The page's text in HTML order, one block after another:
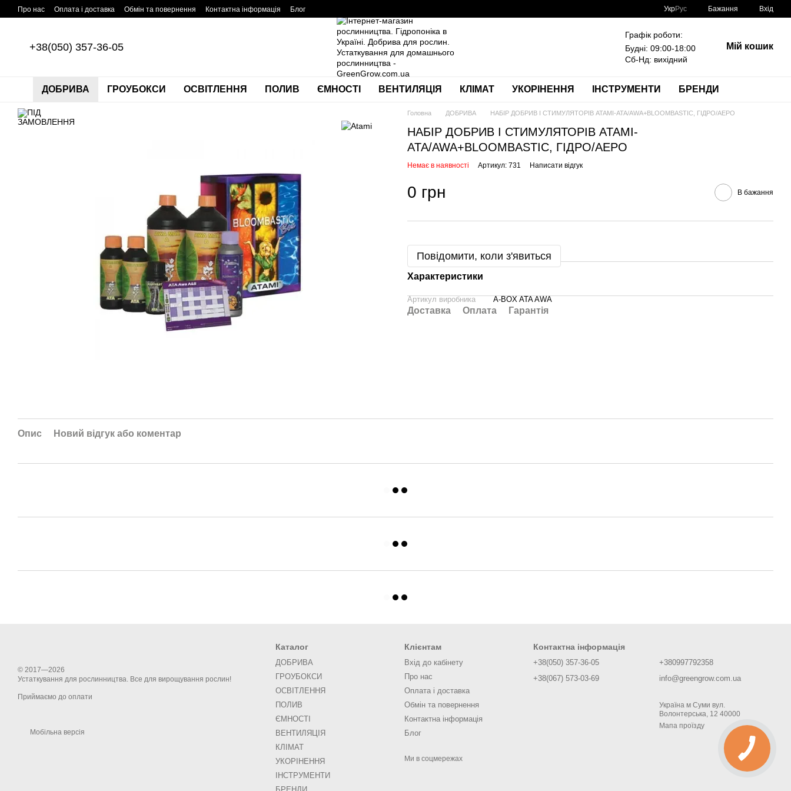
Перейти до основного контенту
Про нас Оплата і доставка Обмін та повернення Контактна інформація Блог УкрРус Бажання Вхід
+38(050) 357-36-05
Графік роботи:
Будні: 09:00-18:00
Сб-Нд: вихідний
Мій кошик
ДОБРИВА ГРОУБОКСИ ОСВІТЛЕННЯ ПОЛИВ ЄМНОСТІ ВЕНТИЛЯЦІЯ КЛІМАТ УКОРІНЕННЯ ІНСТРУМЕНТИ БРЕНДИ
Головна ДОБРИВА НАБІР ДОБРИВ І СТИМУЛЯТОРІВ ATAMI-ATA/AWA+BLOOMBASTIC, ГІДРО/АЕРО
НАБІР ДОБРИВ І СТИМУЛЯТОРІВ ATAMI-
ATA/AWA+BLOOMBASTIC, ГІДРО/АЕРО
Немає в наявності Артикул: 731 Написати відгук
0 грн В бажання
Повідомити, коли з'явиться
Характеристики
Артикул виробника A-BOX ATA AWA
Доставка Оплата Гарантія
Опис Новий відгук або коментар
© 2017—2026
Устаткування для рослинництва. Все для вирощування рослин!
Приймаємо до оплати
Мобільна версія
Каталог
ДОБРИВА
ГРОУБОКСИ
ОСВІТЛЕННЯ
ПОЛИВ
ЄМНОСТІ
ВЕНТИЛЯЦІЯ
КЛІМАТ
УКОРІНЕННЯ
ІНСТРУМЕНТИ
Клієнтам
Вхід до кабінету
Про нас
Оплата і доставка
Обмін та повернення
Контактна інформація
Блог
Ми в соцмережах
Контактна інформація
+38(050) 357-36-05
+38(067) 573-03-69
+380997792358
info@greengrow.com.ua
Україна м Суми вул.
Волонтерська, 12 40000
Мапа проїзду